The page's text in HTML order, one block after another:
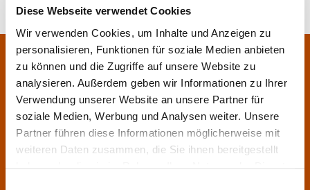
Diese Webseite verwendet Cookies
Wir verwenden Cookies, um Inhalte und Anzeigen zu
personalisieren, Funktionen für soziale Medien anbieten
zu können und die Zugriffe auf unsere Website zu
analysieren. Außerdem geben wir Informationen zu Ihrer
Verwendung unserer Website an unsere Partner für
soziale Medien, Werbung und Analysen weiter. Unsere
Partner führen diese Informationen möglicherweise mit
weiteren Daten zusammen, die Sie ihnen bereitgestellt
Pfarrei Sankt Klara und Franziskus am Main
Zentrales Pfarrbüro:
Im Bangert 8,63450 Hanau
06181 9230070
pfarrei.klara-franziskus@bistum-fulda.de
Öffnungszeiten:
Montag
geschlossen